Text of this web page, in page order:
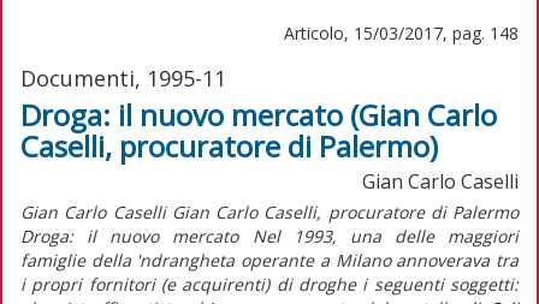
Articolo, 15/03/2017, pag. 148
Documenti, 1995-11
Droga: il nuovo mercato (Gian Carlo
Caselli, procuratore di Palermo)
Gian Carlo Caselli
Gian Carlo Caselli Gian Carlo Caselli, procuratore di Palermo
Droga: il nuovo mercato Nel 1993, una delle maggiori
famiglie della 'ndrangheta operante a Milano annoverava tra
i propri fornitori (e acquirenti) di droghe i seguenti soggetti: